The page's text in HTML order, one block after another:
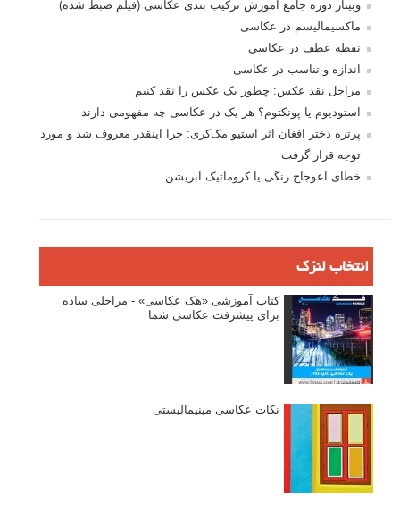
وبینار دوره جامع آموزش ترکیب بندی عکاسی (فیلم ضبط شده)
ماکسیمالیسم در عکاسی
نقطه عطف در عکاسی
اندازه و تناسب در عکاسی
مراحل نقد عکس: چطور یک عکس را نقد کنیم
استودیوم یا پونکتوم؟ هر یک در عکاسی چه مفهومی دارند
پرتره دختر افغان اثر استیو مک‌کری: چرا اینقدر معروف شد و مورد
توجه قرار گرفت
خطای اعوجاج رنگی یا کروماتیک ابریشن
انتخاب لنزک
کتاب آموزشی «هک عکاسی» - مراحلی ساده
برای پیشرفت عکاسی شما
نکات عکاسی مینیمالیستی